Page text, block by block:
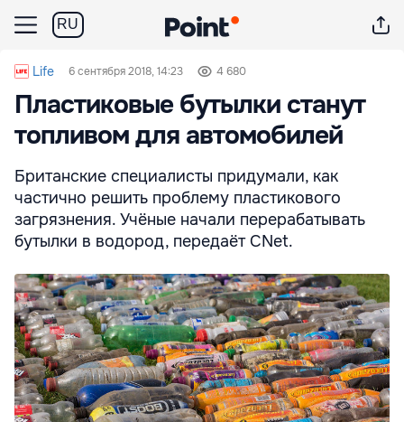
RU
Life 6 сентября 2018, 14:23 4 680
Пластиковые бутылки станут
топливом для автомобилей
Британские специалисты придумали, как
частично решить проблему пластикового
загрязнения. Учёные начали перерабатывать
бутылки в водород, передаёт CNet.